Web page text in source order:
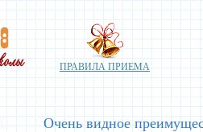
ПРАВИЛА ПРИЕМА
Очень видное